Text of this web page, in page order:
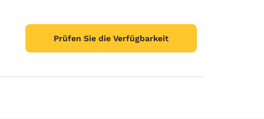
Prüfen Sie die Verfügbarkeit